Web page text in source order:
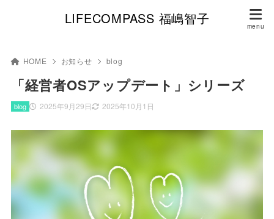
LIFECOMPASS 福嶋智子
HOME お知らせ blog
「経営者OSアップデート」シリーズ
2025年9月29日 2025年10月1日
blog